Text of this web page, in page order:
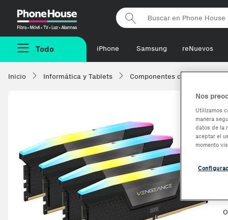
Phonehouse
Todo iPhone Samsung reNuevos
Inicio Informática y Tablets Componentes de ordenadores
Nos
Utilizamos
manera
datos de la
aceptar el
momento